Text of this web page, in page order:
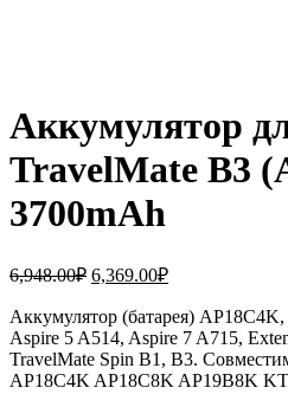
Аккумулятор
TravelMate B3
3700mAh
6,948.00₽ Первоначальная
составляла
6,948.00₽.
6,369.00₽Текущая
6,369.00₽.
Аккумулятор (батарея)
Aspire 5 A514, Aspire 7 A715,
TravelMate Spin B1, B3.
AP18C4K AP18C8K AP19B8K